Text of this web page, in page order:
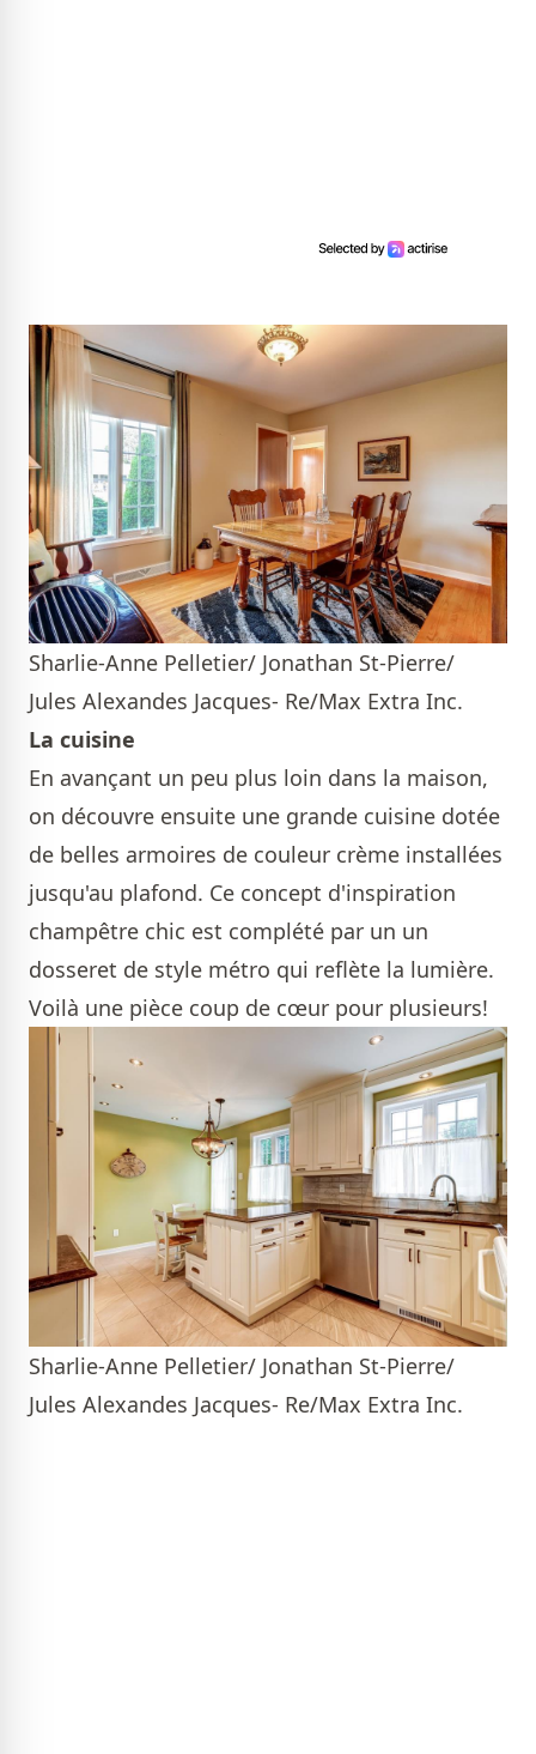
Sharlie-Anne Pelletier/ Jonathan St-Pierre/
Jules Alexandes Jacques- Re/Max Extra Inc.
La cuisine
En avançant un peu plus loin dans la maison,
on découvre ensuite une grande cuisine dotée
de belles armoires de couleur crème installées
jusqu'au plafond. Ce concept d'inspiration
champêtre chic est complété par un un
dosseret de style métro qui reflète la lumière.
Voilà une pièce coup de cœur pour plusieurs!
Sharlie-Anne Pelletier/ Jonathan St-Pierre/
Jules Alexandes Jacques- Re/Max Extra Inc.